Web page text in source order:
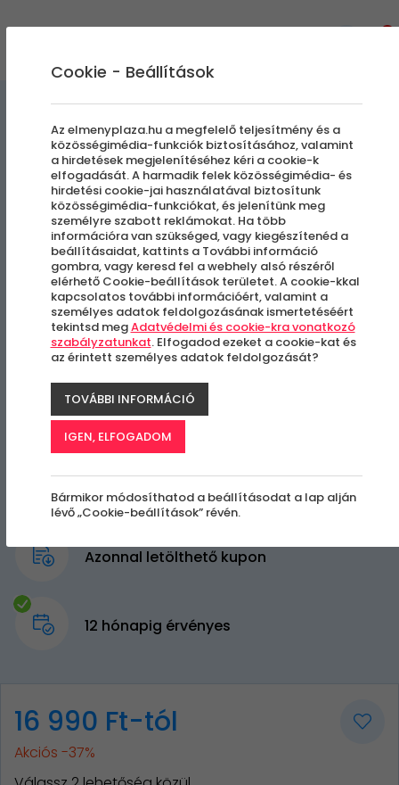
Mentes sütemény kurzus
Budapest, I. kerület
-37%
Azonnal letölthető kupon
12 hónapig érvényes
16 990 Ft-tól
Akciós -37%
Cookie - Beállítások
Az elmenyplaza.hu a megfelelő teljesítmény és a
közösségimédia-funkciók biztosításához, valamint
a hirdetések megjelenítéséhez kéri a cookie-k
elfogadását. A harmadik felek közösségimédia- és
hirdetési cookie-jai használatával biztosítunk
közösségimédia-funkciókat, és jelenítünk meg
személyre szabott reklámokat. Ha több
információra van szükséged, vagy kiegészítenéd a
beállításaidat, kattints a További információ
gombra, vagy keresd fel a webhely alsó részéről
elérhető Cookie-beállítások területet. A cookie-kkal
kapcsolatos további információért, valamint a
személyes adatok feldolgozásának ismertetéséért
tekintsd megAdatvédelmi és cookie-kra vonatkozó
szabályzatunkat. Elfogadod ezeket a cookie-kat és
az érintett személyes adatok feldolgozását?
TOVÁBBI INFORMÁCIÓ
IGEN, ELFOGADOM
Bármikor módosíthatod a beállításodat a lap alján
lévő „Cookie-beállítások” révén.